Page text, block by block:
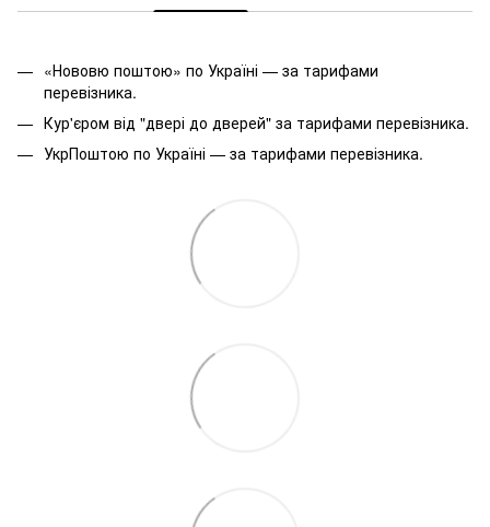
«Нововю поштою» по Україні — за тарифами
перевізника.
Кур'єром від "двері до дверей" за тарифами перевізника.
УкрПоштою по Україні — за тарифами перевізника.